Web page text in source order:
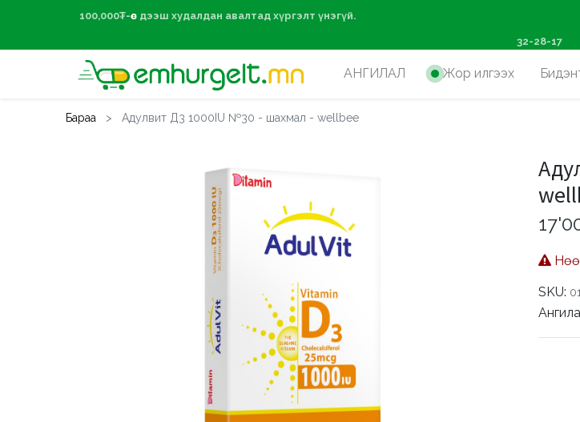
100,000₮-өөс дээш худалдан
32-28-17
АНГИЛАЛ Жор илгээх
Бараа Адулвит Д3 1000IU №30 - шахмал - wellbee
SKU: